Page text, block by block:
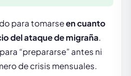
para tomarseen cuanto
del ataque de migraña.
“prepararse” antes ni
de crisis mensuales.